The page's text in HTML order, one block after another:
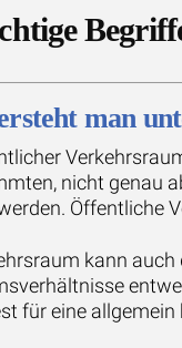
man
nicht genau
Öffentliche
kann
für eine